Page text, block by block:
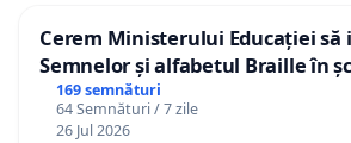
Cerem Ministerului Educației să
Semnelor și alfabetul Braille în
Republica Moldova!
169 semnături
64 Semnături / 7 zile
26 Jul 2026